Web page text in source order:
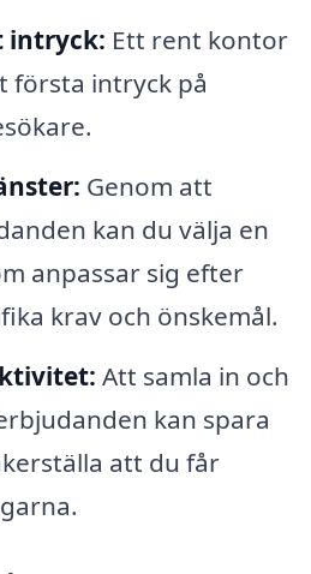
intryck: Ett rent kontor
första intryck på
Genom att
kan du välja en
anpassar sig efter
krav och önskemål.
Att samla in och
kan spara
att du får